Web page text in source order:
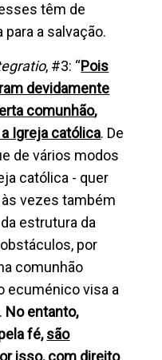
têm de
a salvação.
, #3: “Pois
devidamente
comunhão,
Igreja católica. De
de vários modos
católica - quer
vezes também
estrutura da
por
comunhão
ecuménico visa a
No entanto,
fé,são